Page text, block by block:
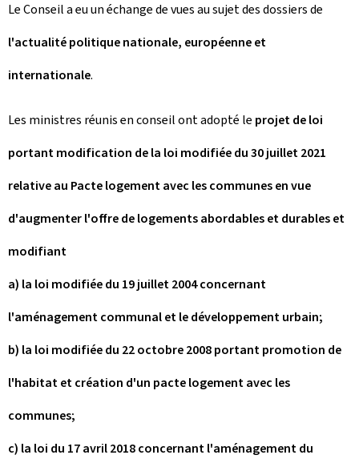
e
Le Conseil a eu un échange de vues au sujet des dossiers de
l'actualité politique nationale, européenne et
internationale.
Les ministres réunis en conseil ont adopté le projet de loi
portant modification de la loi modifiée du 30 juillet 2021
relative au Pacte logement avec les communes en vue
d'augmenter l'offre de logements abordables et durables et
modifiant
a) la loi modifiée du 19 juillet 2004 concernant
l'aménagement communal et le développement urbain;
b) la loi modifiée du 22 octobre 2008 portant promotion de
l'habitat et création d'un pacte logement avec les
communes;
c) la loi du 17 avril 2018 concernant l'aménagement du